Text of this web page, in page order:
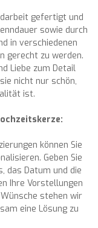
gefertigt und
sowie durch
in verschiedenen
gerecht zu werden.
Liebe zum Detail
nicht nur schön,
ist.
können Sie
Geben Sie
das Datum und die
Ihre Vorstellungen
stehen wir
eine Lösung zu